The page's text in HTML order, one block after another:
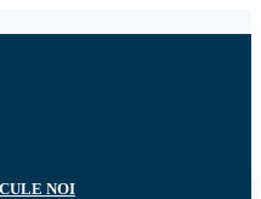
NOI